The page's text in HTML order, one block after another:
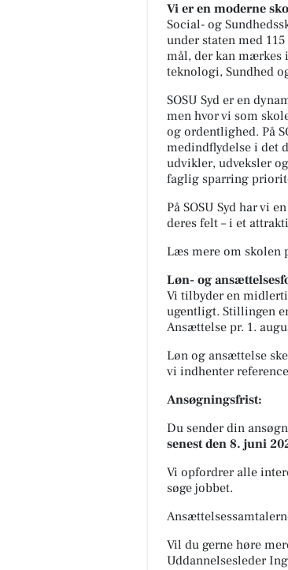
Vi er en moderne
Social- og
under staten med
mål, der kan
teknologi, Sundhed
SOSU Syd er en
men hvor vi som
og ordentlighed. På
medindflydelse i det
udvikler, udveksler
faglig sparring
På SOSU Syd har vi
deres felt – i et
Læs mere om skolen
Løn- og
Vi tilbyder en
ugentligt. Stillingen
Ansættelse pr. 1.
Løn og ansættelse
vi indhenter
Ansøgningsfrist:
Du sender din
senest den 8. juni
Vi opfordrer alle
søge jobbet.
Vil du gerne høre
Uddannelsesleder